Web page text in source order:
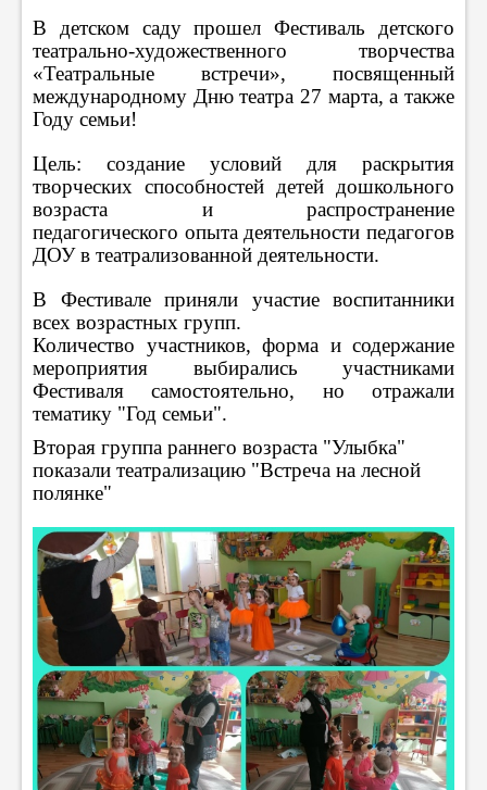
В детском саду прошел Фестиваль детского
театрально-художественного творчества
«Театральные встречи», посвященный
международному Дню театра 27 марта, а также
Году семьи!
Цель: создание условий для раскрытия
творческих способностей детей дошкольного
возраста и распространение
педагогического опыта деятельности педагогов
ДОУ в театрализованной деятельности.
В Фестивале приняли участие воспитанники
всех возрастных групп.
Количество участников, форма и содержание
мероприятия выбирались участниками
Фестиваля самостоятельно, но отражали
тематику "Год семьи".
Вторая группа раннего возраста "Улыбка"
показали театрализацию "Встреча на лесной
полянке"